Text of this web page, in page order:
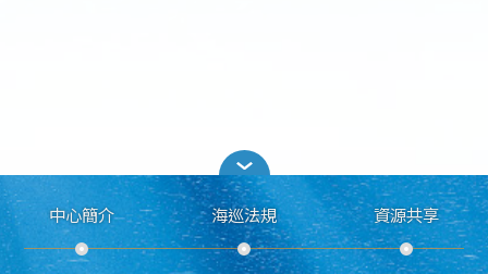
中心簡介 海巡法規 資源共享